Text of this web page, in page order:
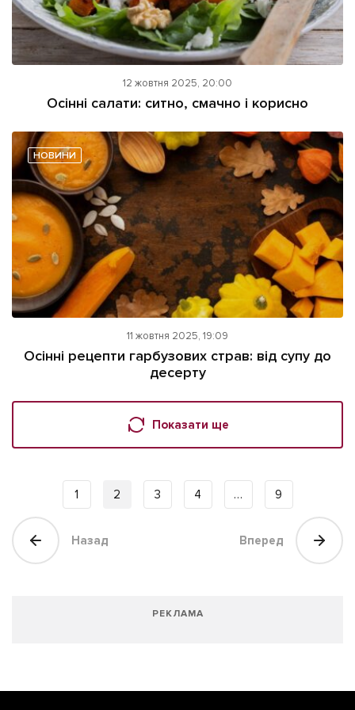
12 жовтня 2025, 20:00
Осінні салати: ситно, смачно і корисно
НОВИНИ
11 жовтня 2025, 19:09
Осінні рецепти гарбузових страв: від супу до
десерту
Показати ще
Назад
1 2 3 4 … 9
Вперед
РЕКЛАМА